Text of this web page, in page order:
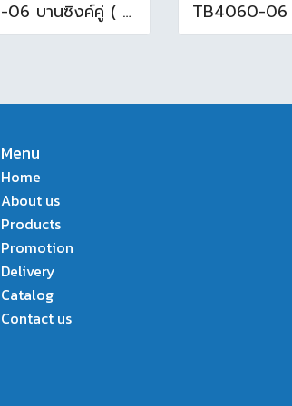
CC8060-06 บานซิงค์คู่ ( 85.5x65.5x10cm. ) สีขาว
Menu
Home
About us
Products
Promotion
Delivery
Catalog
Contact us